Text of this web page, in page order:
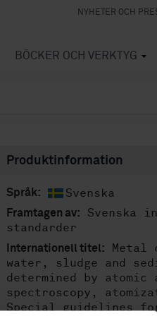
NYHETER OCH
BÖCKER OCH VERKTYG
Produktinformation
Språk: Svenska
Framtagen av:
Svenska
standarder
Internationell titel:
Metal
water, sludge and
determined by atomic
spectroscopy,
Special guidelines for